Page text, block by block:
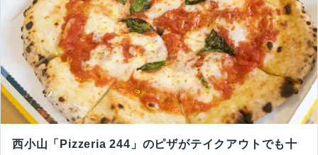
西小山「Pizzeria 244」のピザがテイクアウトでも十